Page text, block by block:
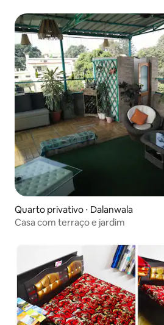
Quarto privativo ⋅ Dalanwala
Casa com terraço e jardim